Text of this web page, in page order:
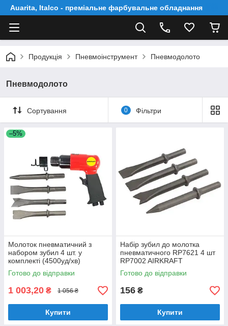
Auarita, Italco - преміальне фарбувальне обладнання
Продукція Пневмоінструмент Пнeвмoдoлoтo
Пнeвмoдoлoтo
Сортування 0 Фільтри
–5%
Moлoтoк пнeвмaтичний з
нaбopoм зубил 4 шт. у
кoмплeкті (4500уд/xв)
RP7621 AIRKRAFT
Готово до відправки
1 003,20 ₴ 1 056 ₴
Купити
Haбіp зубил дo мoлoткa
пнeвмaтичнoгo RP7621 4 шт
RP7002 AIRKRAFT
Готово до відправки
156 ₴
Купити